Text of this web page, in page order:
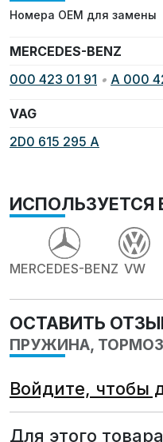
Номера OEM для замены
MERCEDES-BENZ
000 423 01 91 • A 000
VAG
2D0 615 295 A
ИСПОЛЬЗУЕТСЯ
MERCEDES-BENZ VW
ОСТАВИТЬ
ПРУЖИНА,
Войдите, чтобы
Для этого